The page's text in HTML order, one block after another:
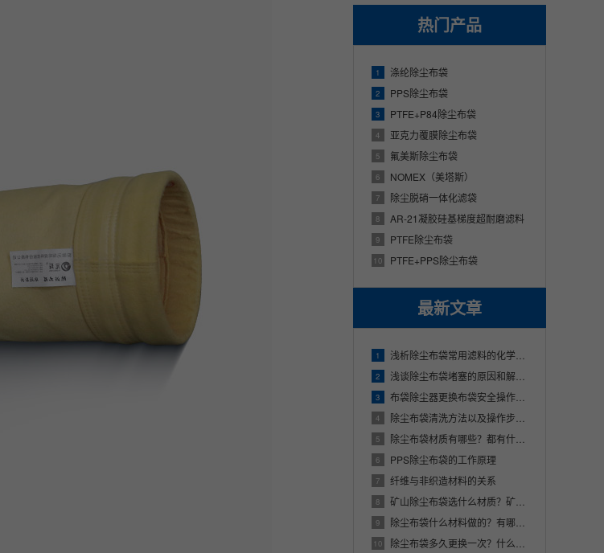
热门产品
1 涤纶除尘布袋
2 PPS除尘布袋
3 PTFE+P84除尘布袋
4 亚克力覆膜除尘布袋
5 氟美斯除尘布袋
6 NOMEX（美塔斯）
7 除尘脱硝一体化滤袋
8 AR-21凝胶硅基梯度超耐磨滤料
9 PTFE除尘布袋
10 PTFE+PPS除尘布袋
最新文章
1 浅析除尘布袋常用滤料的化学纤维对比
2 浅谈除尘布袋堵塞的原因和解决办法
3 布袋除尘器更换布袋安全操作规程详细介绍
4 除尘布袋清洗方法以及操作步骤说明，清洗频率也很重要！
5 除尘布袋材质有哪些？都有什么特性？
6 PPS除尘布袋的工作原理
7 纤维与非织造材料的关系
8 矿山除尘布袋选什么材质？矿山除尘布袋厂家联系方式
9 除尘布袋什么材料做的？有哪些常用的材质？
10 除尘布袋多久更换一次？什么原因造成的？